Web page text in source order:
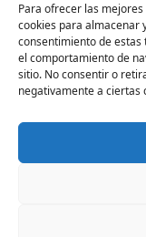
Para ofrecer las
cookies para almacenar
consentimiento de
el comportamiento de
sitio. No consentir o
negativamente a ciertas
Nombre*
Correo
electrónico*